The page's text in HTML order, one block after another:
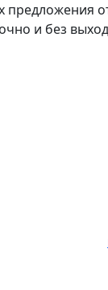
предложения
и без